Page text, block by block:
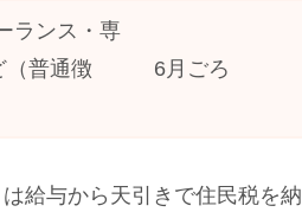
ランス・専
（普通徴
6月ごろ
は給与から天引きで住民税を